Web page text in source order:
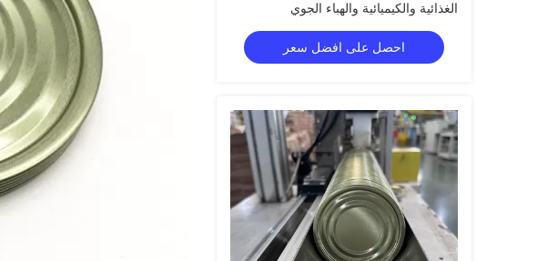
الغذائية والكيميائية والهباء الجوي
احصل على افضل سعر